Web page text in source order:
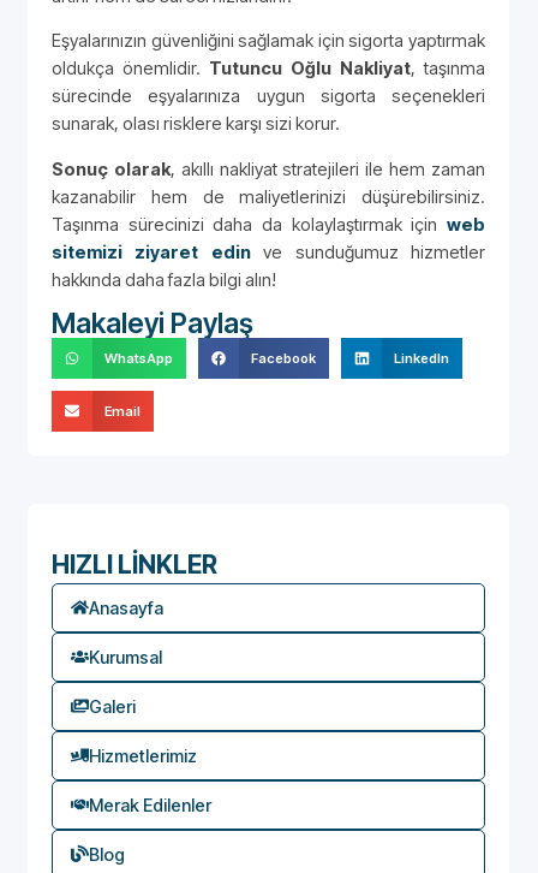
Eşyalarınızın güvenliğini sağlamak için sigorta yaptırmak
oldukça önemlidir. Tutuncu Oğlu Nakliyat, taşınma
sürecinde eşyalarınıza uygun sigorta seçenekleri
sunarak, olası risklere karşı sizi korur.
Sonuç olarak, akıllı nakliyat stratejileri ile hem zaman
kazanabilir hem de maliyetlerinizi düşürebilirsiniz.
Taşınma sürecinizi daha da kolaylaştırmak için web
sitemizi ziyaret edinve sunduğumuz hizmetler
hakkında daha fazla bilgi alın!
Makaleyi Paylaş
WhatsApp Facebook LinkedIn
Email
HIZLI LİNKLER
Anasayfa
Kurumsal
Galeri
Hizmetlerimiz
Merak Edilenler
Blog